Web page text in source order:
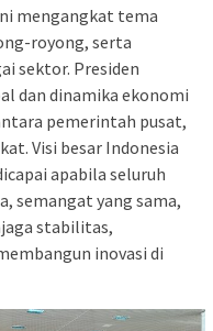
mengangkat tema
royong, serta
sektor. Presiden
dan dinamika ekonomi
pemerintah pusat,
Visi besar Indonesia
apabila seluruh
semangat yang sama,
stabilitas,
inovasi di